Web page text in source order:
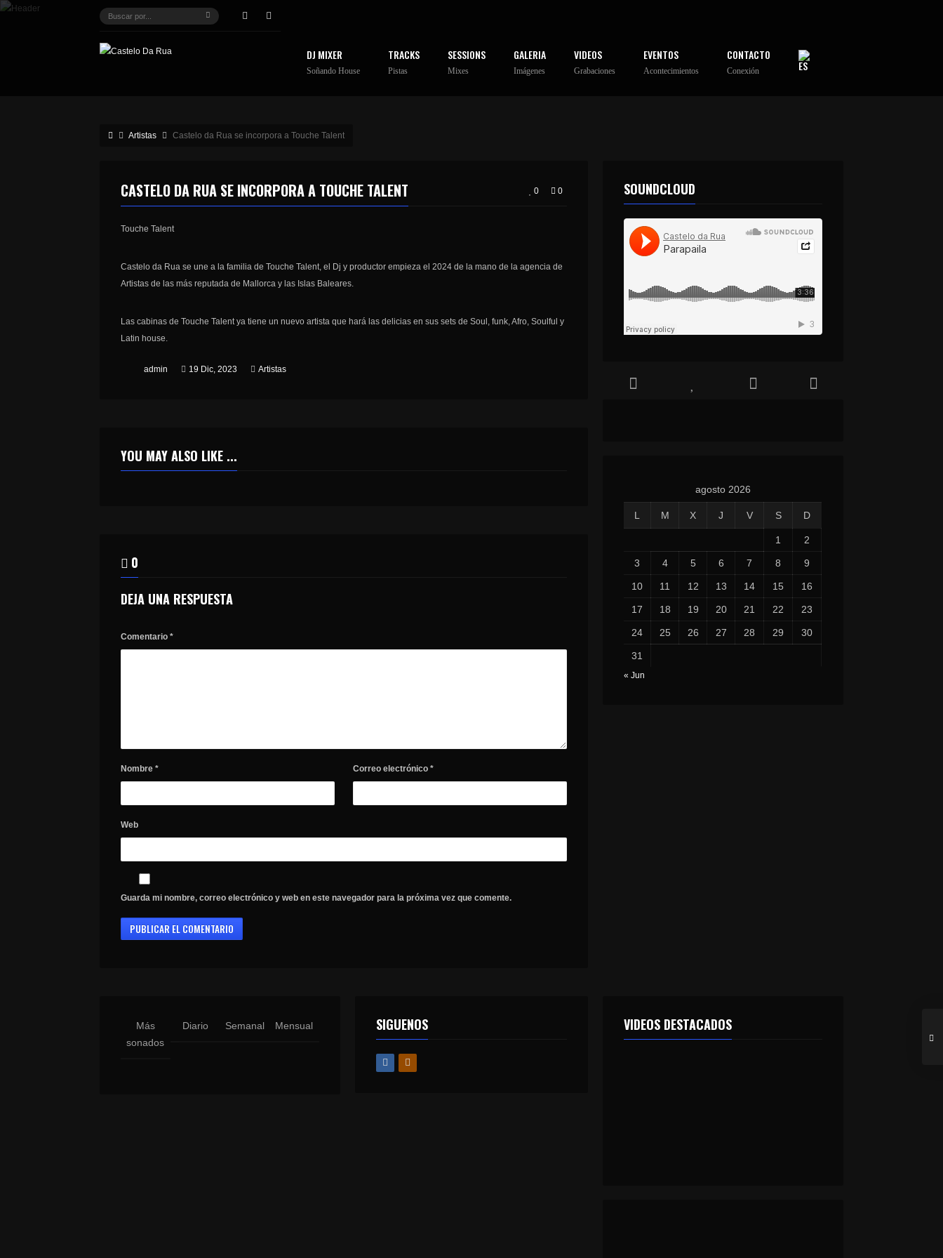
DJ MIXER
Soñando House
TRACKS
Pistas
SESSIONS
Mixes
GALERIA
Imágenes
VIDEOS
Grabaciones
EVENTOS
Acontecimientos
CONTACTO
Conexión
Artistas Castelo da Rua se incorpora a Touche Talent
0 0
CASTELO DA RUA SE INCORPORA A TOUCHE TALENT
Touche Talent
Castelo da Rua se une a la familia de Touche Talent, el Dj y productor empieza el 2024 de la mano de la agencia de
Artistas de las más reputada de Mallorca y las Islas Baleares.
Las cabinas de Touche Talent ya tiene un nuevo artista que hará las delicias en sus sets de Soul, funk, Afro, Soulful y
Latin house.
admin 19 Dic, 2023 Artistas
YOU MAY ALSO LIKE ...
0
DEJA UNA RESPUESTA
Comentario *
Nombre * Correo electrónico *
Web
Guarda mi nombre, correo electrónico y web en este navegador para la próxima vez que comente.
SOUNDCLOUD
agosto 2026
L M X J V S D
1 2
3 4 5 6 7 8 9
10 11 12 13 14 15 16
17 18 19 20 21 22 23
24 25 26 27 28 29 30
31
« Jun
Más
sonados
Diario Semanal Mensual SIGUENOS VIDEOS DESTACADOS